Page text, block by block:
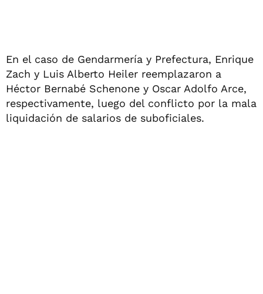
En el caso de Gendarmería y Prefectura, Enrique
Zach y Luis Alberto Heiler reemplazaron a
Héctor Bernabé Schenone y Oscar Adolfo Arce,
respectivamente, luego del conflicto por la mala
liquidación de salarios de suboficiales.